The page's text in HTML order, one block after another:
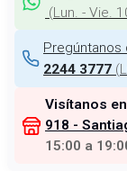
(Lun. - Vie.
2244 3777 (
Visítanos
918 -
15:00 a